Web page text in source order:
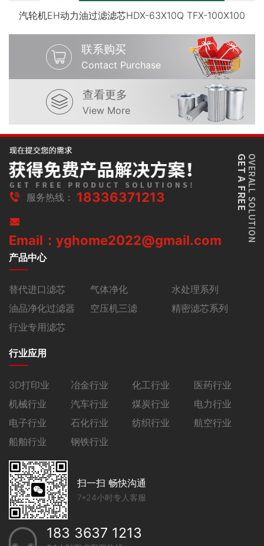
汽轮机EH动力油过滤滤芯HDX-63X10Q TFX-100X100
联系购买
Contact Purchase
查看更多
View More
服务热线： 18336371213
Email：yghome2022@gmail.com
产品中心
替代进口滤芯 气体净化
水处理系列
油品净化过滤器
空压机三滤
精密滤芯系列
行业专用滤芯
行业应用
3D打印业 冶金行业 化工行业
医药行业
机械行业
汽车行业 煤炭行业
电力行业
电子行业
石化行业 纺织行业
航空行业
船舶行业
钢铁行业
扫一扫 畅快沟通
7*24小时专人客服
183 3637 1213